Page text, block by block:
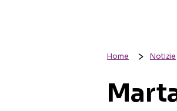
Home Notizie